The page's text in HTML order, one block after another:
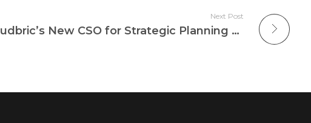
Next Post
Welcoming Cloudbric’s New CSO for Strategic Planning and Investor Relations